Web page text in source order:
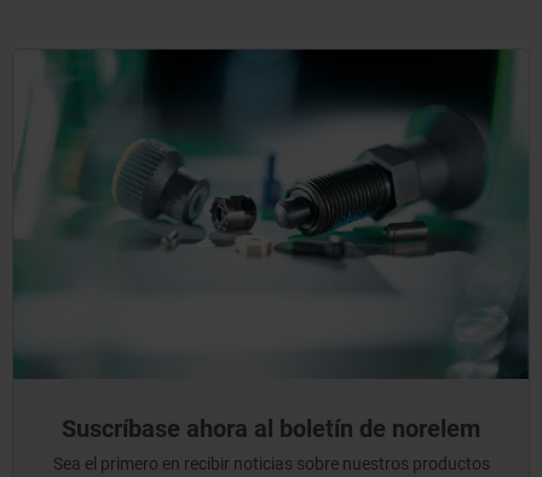
Suscríbase ahora al boletín de norelem
Sea el primero en recibir noticias sobre nuestros productos